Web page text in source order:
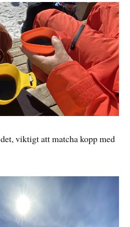
viktigt att matcha kopp med